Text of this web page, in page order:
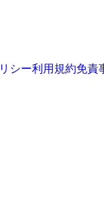
シー利用規約免責